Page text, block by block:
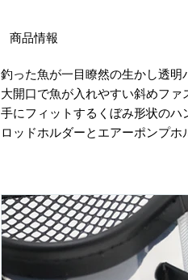
商品情報
釣った魚が一目瞭然の生かし透明
大開口で魚が入れやすい斜めファ
手にフィットするくぼみ形状のハ
ロッドホルダーとエアーポンプホ